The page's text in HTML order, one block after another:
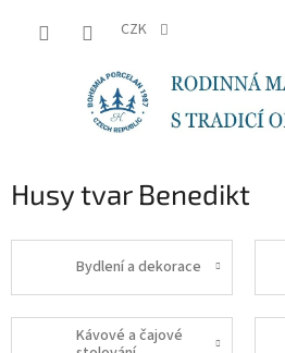
CZK
Husy tvar Benedikt
Bydlení a dekorace
Kávové a čajové